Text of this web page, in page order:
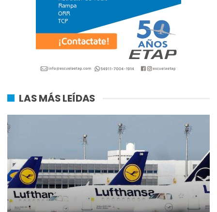
LAS MÁS LEÍDAS